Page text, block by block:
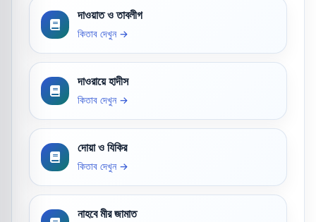
দাওয়াত ও তাবলীগ
কিতাব দেখুন →
দাওরায়ে হাদীস
কিতাব দেখুন →
দোয়া ও যিকির
কিতাব দেখুন →
নাহবে মীর জামাত